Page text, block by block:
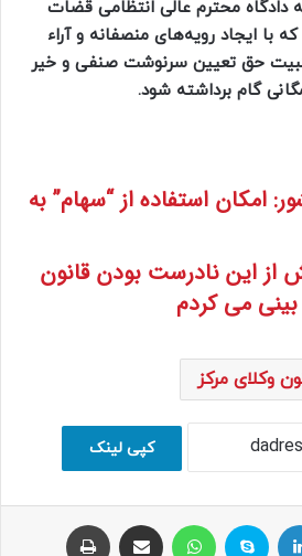
دادگاه محترم عالی انتظامی قضات
با ایجاد رویه‌های منصفانه و آراء
حق تعیین سرنوشت صنفی و خیر
گام برداشته شود.
امکان استفاده از “سهام” به
از این نادرست بودن قانون
می کردم
وکلای مرکز
کپی لینک
لینکداین اسکایپ واتس آپ اشتراک با ایمیل